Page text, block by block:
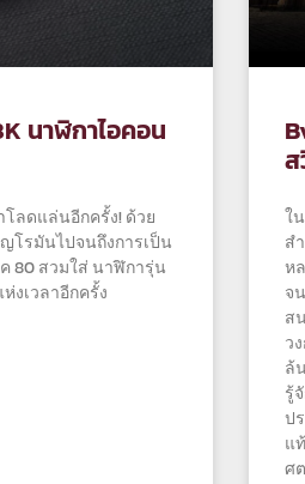
นาฬิกาไอคอน
ลดแล่นอีกครั้ง! ด้วย
โรมันไปจนถึงการเป็น
80 สวมใส่ นาฬิการุ่น
เวลาอีกครั้ง
ใ
ส
ห
จ
ส
ว
ล้
รู้
ป
แ
ศ